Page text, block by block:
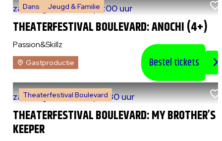
THEATERFESTIVAL BOULEVARD: ANOCHI (4+)
Dans Jeugd & Familie
za 8 augustus 2026|15:00 uur
Passion&Skillz
Gastproductie Bestel tickets
THEATERFESTIVAL BOULEVARD: MY BROTHER’S
KEEPER
Theaterfestival Boulevard
za 8 augustus 2026|20:30 uur